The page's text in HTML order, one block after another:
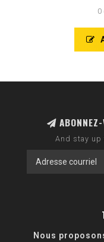
0
ABONNEZ-
And stay up
Nous